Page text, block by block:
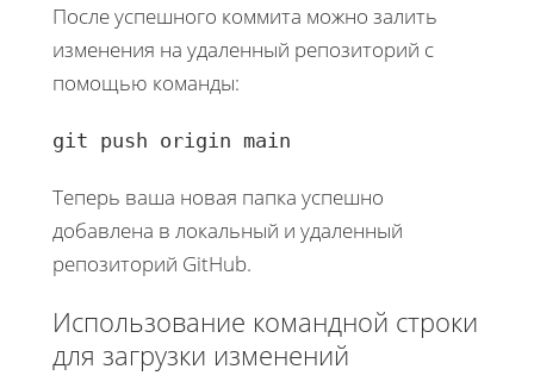
После успешного коммита можно залить
изменения на удаленный репозиторий с
помощью команды:
git push origin main
Теперь ваша новая папка успешно
добавлена в локальный и удаленный
репозиторий GitHub.
Использование командной строки
для загрузки изменений